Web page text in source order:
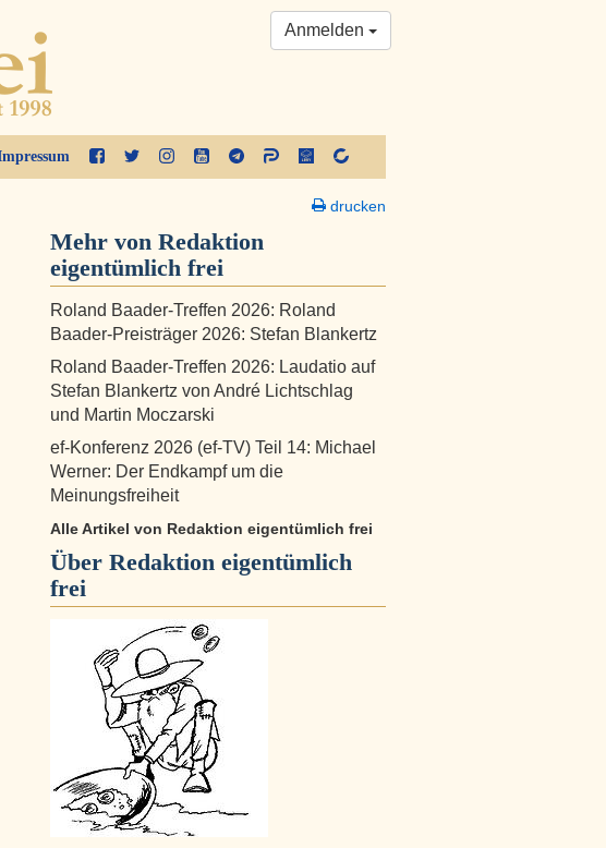
Anmelden
drucken
Mehr von Redaktion
eigentümlich frei
Roland Baader-Treffen 2026: Roland
Baader-Preisträger 2026: Stefan Blankertz
Roland Baader-Treffen 2026: Laudatio auf
Stefan Blankertz von André Lichtschlag
und Martin Moczarski
ef-Konferenz 2026 (ef-TV) Teil 14: Michael
Werner: Der Endkampf um die
Meinungsfreiheit
Alle Artikel von Redaktion eigentümlich frei
Über Redaktion eigentümlich
frei